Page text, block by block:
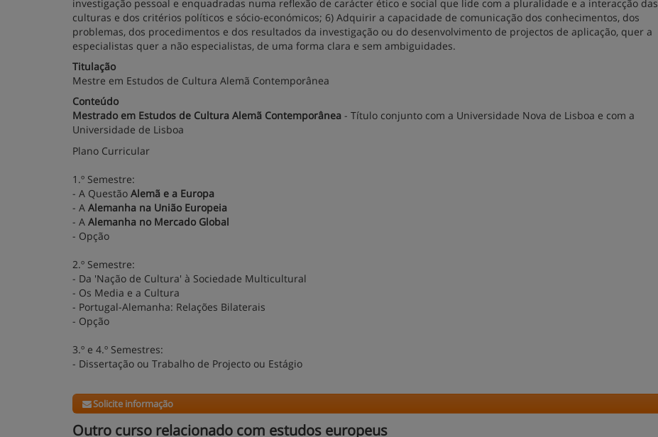
investigação pessoal e enquadradas numa reflexão de carácter ético e social que lide com a pluralidade e a interacção das
culturas e dos cri­térios políticos e sócio-económicos; 6) Adquirir a capacidade de comunicação dos conhecimentos, dos
problemas, dos procedimentos e dos resultados da investigação ou do desenvolvimento de projectos de aplicação, quer a
especialistas quer a não especialistas, de uma forma clara e sem ambiguidades.
Titulação
Mestre em Estudos de Cultura Alemã Contemporânea
Conteúdo
Mestrado em Estudos de Cultura Alemã Contemporânea - Título conjunto com a Universidade Nova de Lisboa e com a
Universidade de Lisboa
Plano Curricular
1.º Semestre:
- A Questão Alemã e a Europa
- A Alemanha na União Europeia
- A Alemanha no Mercado Global
- Opção
2.º Semestre:
- Da 'Nação de Cultura' à Sociedade Multicultural
- Os Media e a Cultura
- Portugal-Alemanha: Relações Bilaterais
- Opção
3.º e 4.º Semestres:
- Dissertação ou Trabalho de Projecto ou Estágio
Solicite informação
Outro curso relacionado com estudos europeus